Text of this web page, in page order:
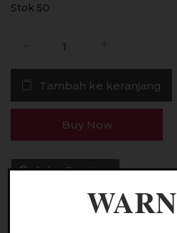
Stok 50
Juta
Freeze
Mild
Saltnic
Tambah ke keranjang
Buy Now
Ask a Question